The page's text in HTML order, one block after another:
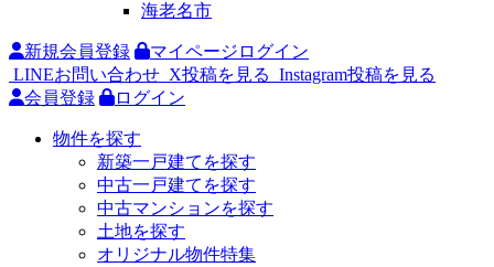
海老名市
新規会員登録
マイページログイン
LINEお問い合わせ X投稿を見る Instagram投稿を見る
会員登録
ログイン
物件を探す
新築一戸建てを探す
中古一戸建てを探す
中古マンションを探す
土地を探す
オリジナル物件特集